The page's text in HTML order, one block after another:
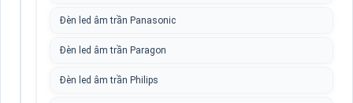
Đèn led âm trần Panasonic
Đèn led âm trần Paragon
Đèn led âm trần Philips